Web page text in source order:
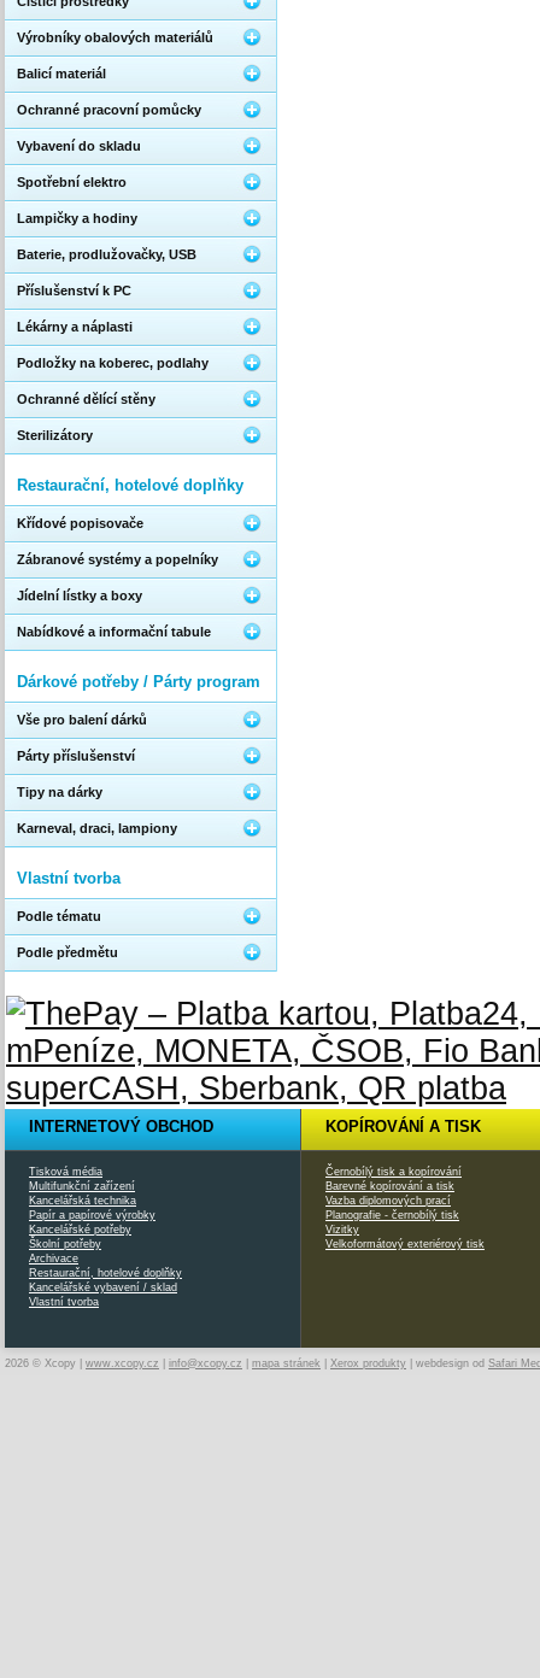
Výrobníky obalových materiálů
Balicí materiál
Ochranné pracovní pomůcky
Vybavení do skladu
Spotřební elektro
Lampičky a hodiny
Baterie, prodlužovačky, USB
Příslušenství k PC
Lékárny a náplasti
Podložky na koberec, podlahy
Ochranné dělící stěny
Sterilizátory
Restaurační, hotelové doplňky
Křídové popisovače
Zábranové systémy a popelníky
Jídelní lístky a boxy
Nabídkové a informační tabule
Dárkové potřeby / Párty program
Vše pro balení dárků
Párty příslušenství
Tipy na dárky
Karneval, draci, lampiony
Vlastní tvorba
Podle tématu
Podle předmětu
INTERNETOVÝ OBCHOD
Tisková média
Multifunkční zařízení
Kancelářská technika
Papír a papírové výrobky
Kancelářské potřeby
Školní potřeby
Archivace
Restaurační, hotelové doplňky
Kancelářské vybavení / sklad
Vlastní tvorba
KOPÍROVÁNÍ A TISK
Černobílý tisk a kopírování
Barevné kopírování a tisk
Vazba diplomových prací
Planografie - černobílý tisk
Vizitky
Velkoformátový exteriérový tisk
2026 © Xcopy | www.xcopy.cz info@xcopy.cz mapa stránek Xerox produkty | webdesign od Safari